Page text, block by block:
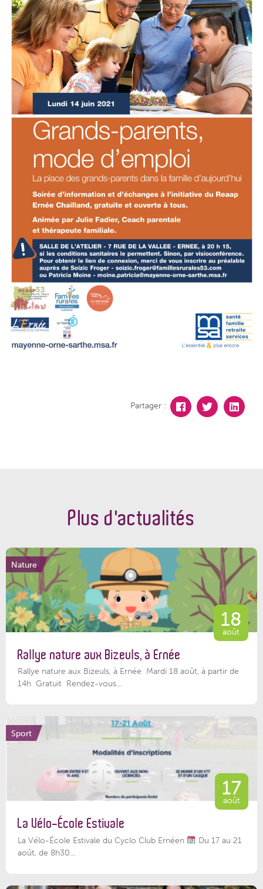
Partager :
Plus d'actualités
Nature
18
août
Rallye nature aux Bizeuls, à Ernée
Rallye nature aux Bizeuls, à Ernée Mardi 18 août, à partir de
14h Gratuit Rendez-vous...
Sport
17
août
La Vélo-École Estivale
La Vélo-École Estivale du Cyclo Club Ernéen
Du 17 au 21
août, de 8h30...